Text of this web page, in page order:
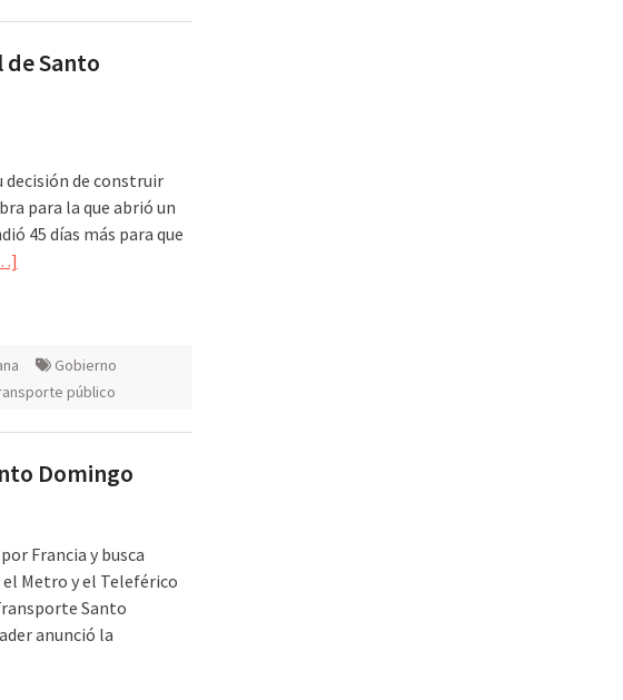
Santo
decisión de construir
para la que abrió un
45 días más para que
Gobierno
público
Domingo
Francia y busca
Metro y el Teleférico
Santo
anunció la